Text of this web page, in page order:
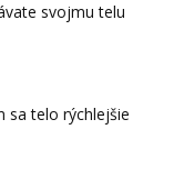
svojmu telu
sa telo rýchlejšie